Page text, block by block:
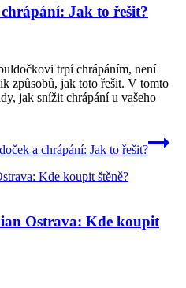
Jak to řešit?
trpí chrápáním, není
způsobů, jak toto řešit. V tomto
jak snížit chrápání u vašeho
a chrápání: Jak to řešit?
Ostrava: Kde koupit